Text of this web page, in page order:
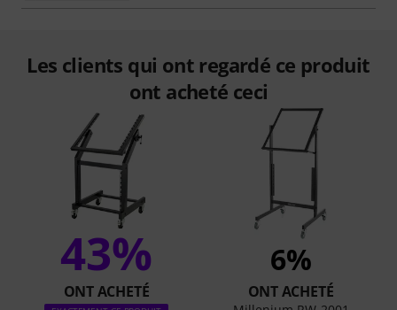
Les clients qui ont regardé ce produit
ont acheté ceci
43%
ONT ACHETÉ
6%
ONT ACHETÉ